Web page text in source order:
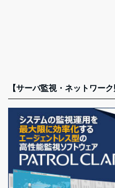
【サーバ監視・ネットワー